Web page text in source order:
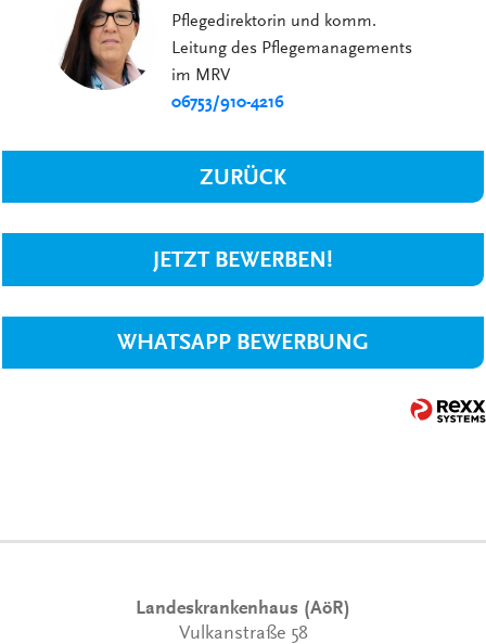
Pflegedirektorin und komm.
Leitung des Pflegemanagements
im MRV
06753/910-4216
ZURÜCK
JETZT BEWERBEN!
WHATSAPP BEWERBUNG
Landeskrankenhaus (AöR)
Vulkanstraße 58